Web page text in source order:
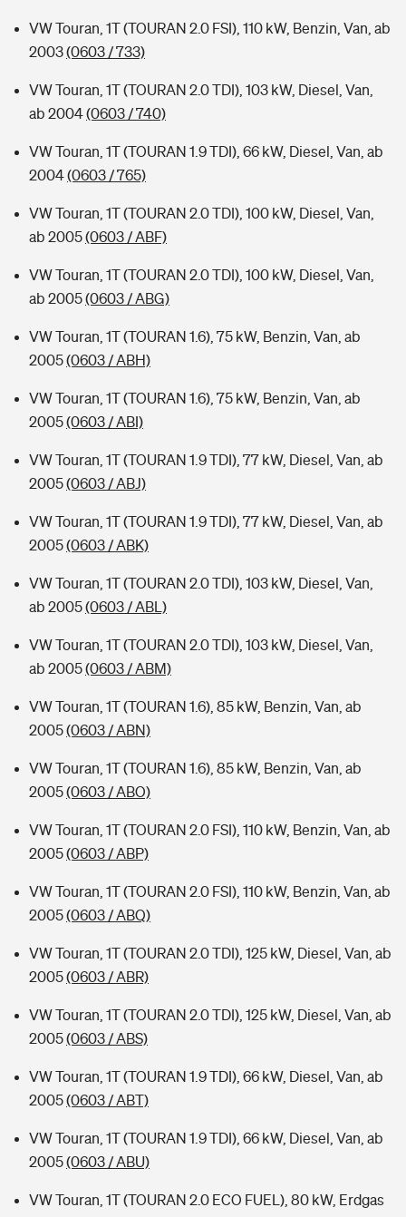
VW Touran, 1T (TOURAN 2.0 FSI), 110 kW, Benzin, Van, ab
2003(0603 / 733)
VW Touran, 1T (TOURAN 2.0 TDI), 103 kW, Diesel, Van,
ab 2004(0603 / 740)
VW Touran, 1T (TOURAN 1.9 TDI), 66 kW, Diesel, Van, ab
2004(0603 / 765)
VW Touran, 1T (TOURAN 2.0 TDI), 100 kW, Diesel, Van,
ab 2005(0603 / ABF)
VW Touran, 1T (TOURAN 2.0 TDI), 100 kW, Diesel, Van,
ab 2005(0603 / ABG)
VW Touran, 1T (TOURAN 1.6), 75 kW, Benzin, Van, ab
2005(0603 / ABH)
VW Touran, 1T (TOURAN 1.6), 75 kW, Benzin, Van, ab
2005(0603 / ABI)
VW Touran, 1T (TOURAN 1.9 TDI), 77 kW, Diesel, Van, ab
2005(0603 / ABJ)
VW Touran, 1T (TOURAN 1.9 TDI), 77 kW, Diesel, Van, ab
2005(0603 / ABK)
VW Touran, 1T (TOURAN 2.0 TDI), 103 kW, Diesel, Van,
ab 2005(0603 / ABL)
VW Touran, 1T (TOURAN 2.0 TDI), 103 kW, Diesel, Van,
ab 2005(0603 / ABM)
VW Touran, 1T (TOURAN 1.6), 85 kW, Benzin, Van, ab
2005(0603 / ABN)
VW Touran, 1T (TOURAN 1.6), 85 kW, Benzin, Van, ab
2005(0603 / ABO)
VW Touran, 1T (TOURAN 2.0 FSI), 110 kW, Benzin, Van, ab
2005(0603 / ABP)
VW Touran, 1T (TOURAN 2.0 FSI), 110 kW, Benzin, Van, ab
2005(0603 / ABQ)
VW Touran, 1T (TOURAN 2.0 TDI), 125 kW, Diesel, Van, ab
2005(0603 / ABR)
VW Touran, 1T (TOURAN 2.0 TDI), 125 kW, Diesel, Van, ab
2005(0603 / ABS)
VW Touran, 1T (TOURAN 1.9 TDI), 66 kW, Diesel, Van, ab
2005(0603 / ABT)
VW Touran, 1T (TOURAN 1.9 TDI), 66 kW, Diesel, Van, ab
2005(0603 / ABU)
VW Touran, 1T (TOURAN 2.0 ECO FUEL), 80 kW, Erdgas